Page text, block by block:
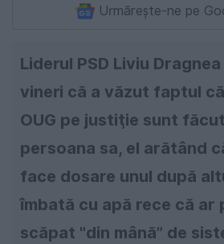
Urmărește-ne pe
Liderul PSD Liviu
vineri că a văzut faptul
OUG pe justiţie sunt
persoana sa, el arătând
face dosare unul după
îmbată cu apă rece că ar
scăpat "din mână” de